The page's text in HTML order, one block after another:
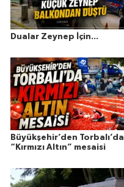
Dualar Zeynep İçin...
Büyükşehir’den Torbalı’da
“Kırmızı Altın” mesaisi